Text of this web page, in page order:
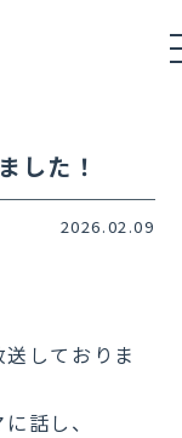
した！
2026.02.09
しておりま
話し、